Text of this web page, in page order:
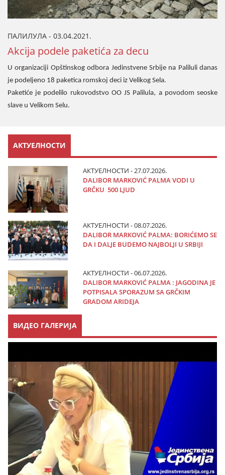
ПАЛИЛУЛА - 03.04.2021.
Akcija podele paketića za decu
U organizaciji Opštinskog odbora Jedinstvene Srbije na Paliluli danas
je podeljeno 18 paketica romskoj deci iz Velikog Sela.
Paketiće je podelilo rukovodstvo OO JS Palilula, a povodom seoske
slave u Velikom Selu.
АКТУЕЛНОСТИ
АКТУЕЛНОСТИ - 27.07.2026.
DALIBOR MARKOVIĆ PALMA VODI U
GRČKU 500 LJUD
АКТУЕЛНОСТИ - 08.07.2026.
DALIBOR MARKOVIĆ PALMA: BORIĆEMO SE
DA I DALJE BUDEMO NAJBOLJI U SRBIJI
АКТУЕЛНОСТИ - 06.07.2026.
DALIBOR MARKOVIĆ PALMA : JAGODINA JE
POTPISALA SPORAZUM SA GRČKIM
GRADOM ARIDEJA
ВИДЕО ГАЛЕРИЈА